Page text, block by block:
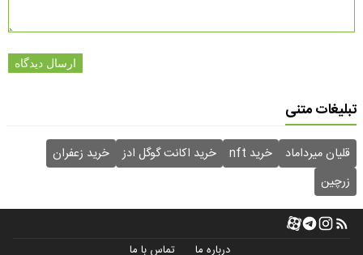
ارسال دیدگاه
تبلیغات متنی
قلیان میرداماد خرید nft خرید اکانت گوگل ادز
خرید زعفران
زرچین
درباره ما تماس با ما